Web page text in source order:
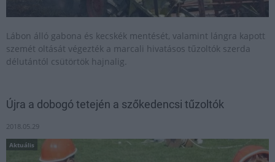
Lábon álló gabona és kecskék mentését, valamint lángra kapott
szemét oltását végezték a marcali hivatásos tűzoltók szerda
délutántól csütörtök hajnalig.
Újra a dobogó tetején a szőkedencsi tűzoltók
2018.05.29
Aktuális